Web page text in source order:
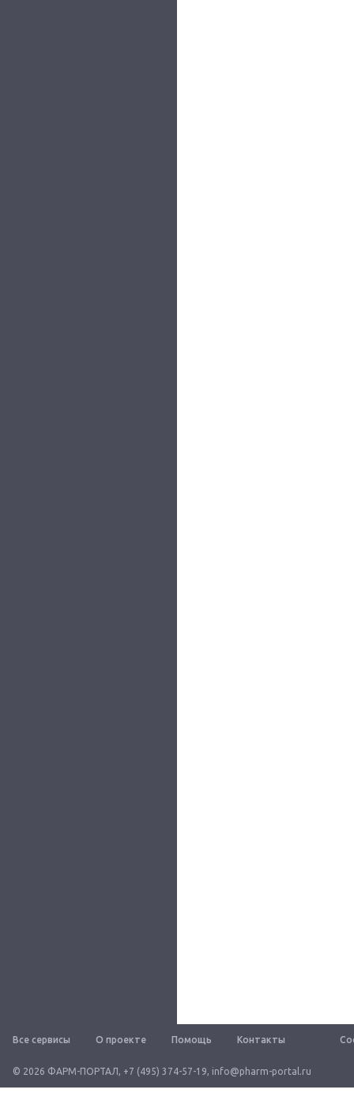
Все сервисы О проекте Помощь Контакты
© 2026 ФАРМ-ПОРТАЛ, +7 (495) 374-57-19, info@pharm-portal.ru